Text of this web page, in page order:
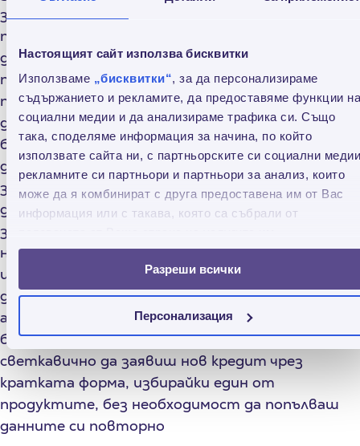
Настоящият сайт използва бисквитки
Използваме „бисквитки“, за да персонализираме
съдържанието и рекламите, да предоставяме функции на
социални медии и да анализираме трафика си. Също
така, споделяме информация за начина, по който
използвате сайта ни, с партньорските си социални
рекламните си партньори и партньори за анализ, които
може да я комбинират с друга предоставена им от Вас
информация или с такава, която са събрали от
Разреши всички
Персонализация
заявената сума, периода на изплащане,
падежните дати на вноските
да прегледаш цялата кредитна документация
по активния ти кредит - договора за кредит,
погасителния план и СЕФ
да заявиш смяна на падежна дата
бързо и лесно да редактираш личните си данни
да видиш историята на погасените от теб
заеми
да получаваш известия – за успешно подадено
заявление за кредит, при одобрение или
неодобрение, при промяна на лични данни, при
изплатен кредит и т.н.
да бъдеш информиран по всяко време за всички
активни промоции, игри, томболи и други
бонуси за лоялни клиенти
светкавично да заявиш нов кредит чрез
кратката форма, избирайки един от
продуктите, без необходимост да попълваш
данните си повторно